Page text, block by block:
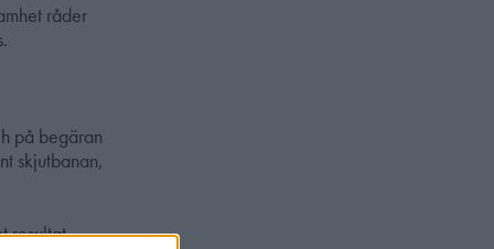
råder
på begäran
skjutbanan,
resultat.